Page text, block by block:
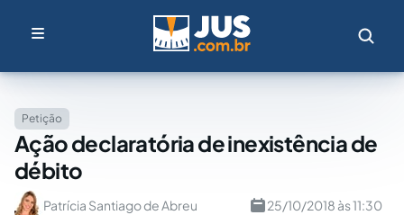
Petição
Ação declaratória de inexistência de
débito
Patrícia Santiago de Abreu 25/10/2018 às 11:30